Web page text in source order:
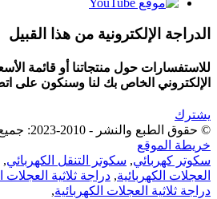
الدراجة الإلكترونية من هذا القبيل
للاستفسارات حول منتجاتنا أو قائمة
الإلكتروني الخاص بك لنا وسنكون على اتصال
يشترك
© حقوق الطبع والنشر - 2010-2023: جميع الحقوق محفوظة.
خريطة الموقع
سكوتر كهربائي, سكوتر التنقل الكهربائي,
العجلات الكهربائية, دراجة ثلاثية العجلات
دراجة ثلاثية العجلات الكهربائية,